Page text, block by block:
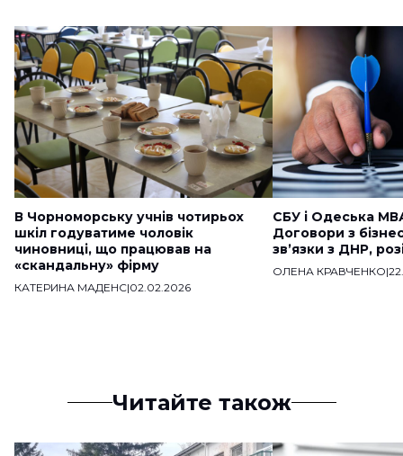
В Чорноморську учнів чотирьох
шкіл годуватиме чоловік
чиновниці, що працював на
«скандальну» фірму
КАТЕРИНА МАДЕНС|02.02.2026
СБУ і Одеська
Договори з
звʼязки з ДНР,
ОЛЕНА КРАВЧЕНКО|
Читайте також